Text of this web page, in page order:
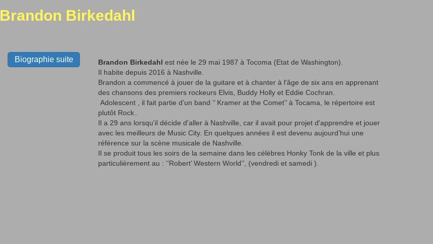
Brandon Birkedahl
Biographie suite Brandon Birkedahl est née le 29 mai 1987 à Tocoma (Etat de Washington).
Il habite depuis 2016 à Nashville.
Brandon a commencé à jouer de la guitare et à chanter à l'âge de six ans en apprenant
des chansons des premiers rockeurs Elvis, Buddy Holly et Eddie Cochran.
Adolescent , il fait partie d’un band ‘’ Kramer at the Comet’’ à Tocama, le répertoire est
plutôt Rock..
Il a 29 ans lorsqu'il décide d'aller à Nashville, car il avait pour projet d'apprendre et jouer
avec les meilleurs de Music City. En quelques années il est devenu aujourd’hui une
référence sur la scène musicale de Nashville.
Il se produit tous les soirs de la semaine dans les célèbres Honky Tonk de la ville et plus
particulièrement au : ‘’Robert’ Western World’’, (vendredi et samedi ).